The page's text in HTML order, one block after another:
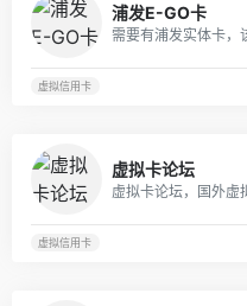
浦发E-GO卡
虚拟信用卡
虚拟卡论坛
虚拟信用卡